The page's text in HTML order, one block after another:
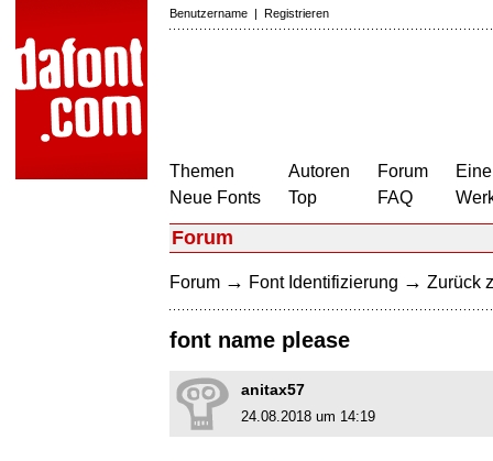
Benutzername | Registrieren
Themen
Neue Fonts
Autoren
Top
Forum
FAQ
Forum
Forum → Font Identifizierung → Zurück
font name please
anitax57
24.08.2018 um 14:19